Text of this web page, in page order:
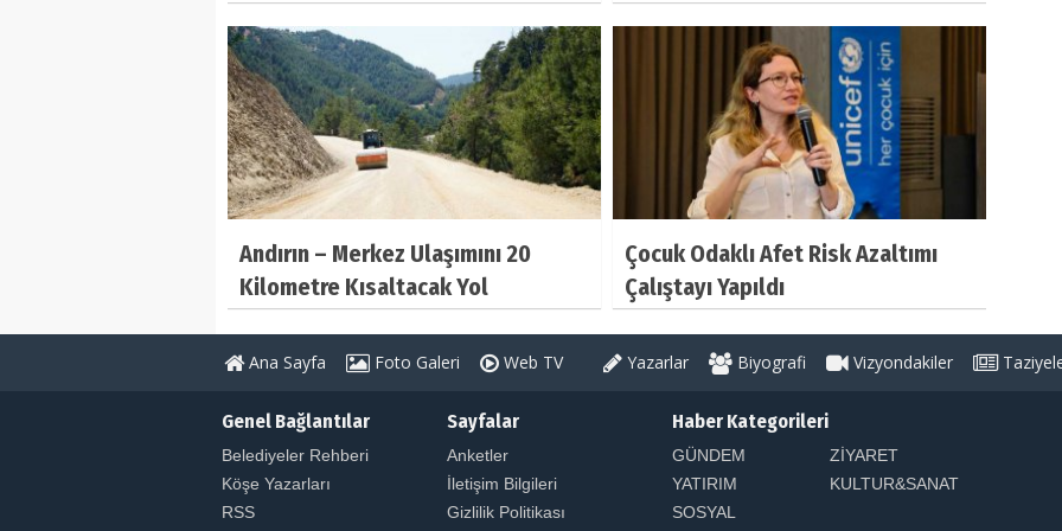
Andırın – Merkez Ulaşımını 20
Kilometre Kısaltacak Yol
Çocuk Odaklı Afet Risk Azaltımı
Çalıştayı Yapıldı
Ana Sayfa Foto Galeri Web TV Yazarlar Biyografi Vizyondakiler
Genel Bağlantılar
Belediyeler Rehberi
Köşe Yazarları
RSS
Sayfalar
Anketler
İletişim Bilgileri
Gizlilik Politikası
Haber Kategorileri
GÜNDEM
ZİYARET
YATIRIM
KULTUR&SANAT
SOSYAL